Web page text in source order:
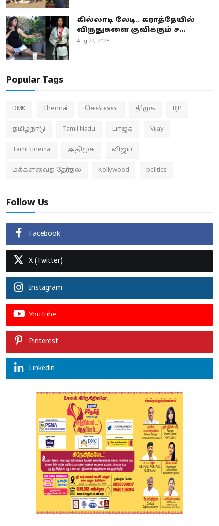
கில்லாடி லேடி.. கராத்தேயில்
விருதுகளை குவிக்கும் ச...
Aug 22, 2025
Popular Tags
DMK Chennai சென்னை திமுக BJP
தமிழ்நாடு Tamil Nadu பாஜக Vijay
Tamil cinema அதிமுக விஜய்
மக்களவைத் தேர்தல் Kollywood politics
Follow Us
Facebook
X (Twitter)
Instagram
YouTube
Pinterest
Linkedin